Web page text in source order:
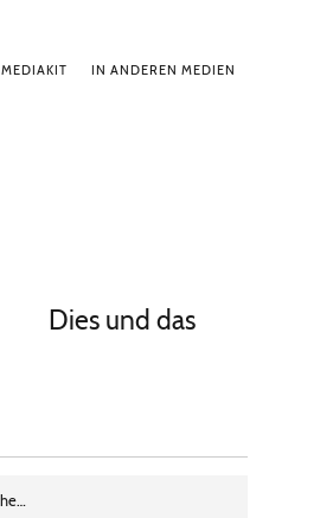
MEDIAKIT IN ANDEREN MEDIEN
Dies und das